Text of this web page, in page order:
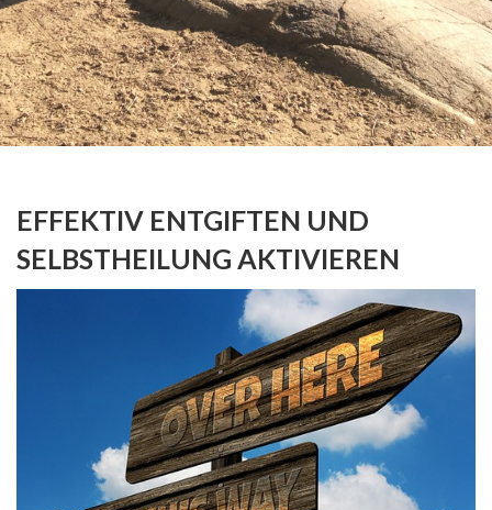
EFFEKTIV ENTGIFTEN UND
SELBSTHEILUNG AKTIVIEREN